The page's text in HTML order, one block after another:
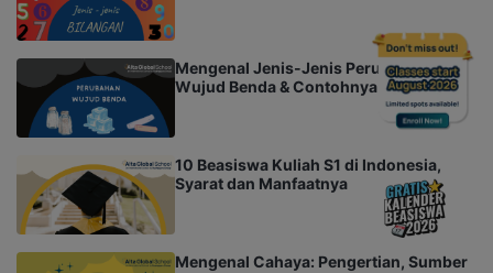
Mengenal Jenis-Jenis Perubahan
Wujud Benda & Contohnya
10 Beasiswa Kuliah S1 di Indonesia,
Syarat dan Manfaatnya
Mengenal Cahaya: Pengertian, Sumber